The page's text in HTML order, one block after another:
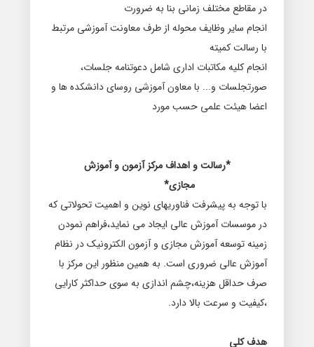
ﺩﺭ ﻣﻘﺎﻃﻊ ﻣﺨﺘﻠﻒ ﺯﻣﺎنی ﺑﻨﺎ ﺑﻪ ﺿﺮﻭﺭﺕ
ﺍﻧﺠﺎﻡ ﺳﺎﯾﺮ ﻭﻇﺎﯾﻒ ﻣﺤﻮﻟﻪ ﺍﺯ ﻃﺮﻑ معاونت ﺁﻣﻮﺯشی ﻣﺮﺗﺒﻂ
ﺑﺎ ﺭﺳﺎﻟﺖ کمیته
ﺍﻧﺠﺎﻡ کلیه مکاتبات ﺍﺩﺍﺭی ﺷﺎﻣﻞ ﺩﻋﻮﺗﻨﺎﻣﻪ ﺟﻠﺴﺎﺕ،
ﺻﻮﺭﺗﺠﻠﺴﺎﺕ ﻭ... با معاون آموزشی روسای دانشکده ها و
اعضا هیئت علمی حسب مورد
*رسالت و اهداف مرکز آزمون و آموزش
مجازی*
با توجه به پیشرفت فناوریهای نوین و اهمیت تحولاتی که
در موسسات آموزش عالی ایجاد می نماید،فراهم نمودن
زمینه توسعه آموزش مجازی و آزمون الکترونیک در نظام
آموزش عالی ضروری است. به همین منظور این مرکز با
صرف حداقل هزینه،چشم اندازی به سوی حداکثر کارایی
،کیفیت و سرعت بالا دارد.
هدف کلی